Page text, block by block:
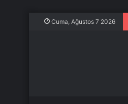
Cuma, Ağustos 7 2026